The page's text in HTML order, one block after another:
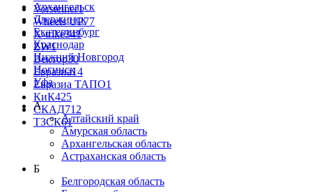
Vorsteiner1
Wheels UP77
X-trike341
ZW1
Вектор30
Евразиа14
Евразиа ТАПО1
КиК425
СКАД712
ТЗСК61
Архангельск
Дзержинск
Екатеринбург
Краснодар
Нижний Новгород
Ногинск
Уфа
А
Алтайский край
Амурская область
Архангельская область
Астраханская область
Б
Белгородская область